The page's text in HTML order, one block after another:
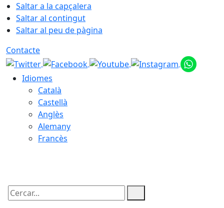
Saltar a la capçalera
Saltar al contingut
Saltar al peu de pàgina
Contacte
Idiomes
Català
Castellà
Anglès
Alemany
Francès
Cercar: